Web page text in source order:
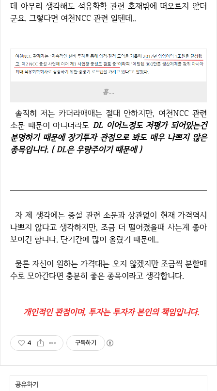
데 아무리 생각해도 석유화학 관련 호재밖에 떠오르지 않더
군요. 그렇다면 여천NCC 관련 일텐데..
흠....
솔직히 저는 카더라매매는 절대 안하지만, 여천NCC 관련
소문 때문이 아니더라도 DL 이어느정도 저평가 되어있는건
분명하기 때문에 장기투자 관점으로 봐도 매우 나쁘지 않은
종목입니다. ( DL은 우량주이기 때문에 )
자 제 생각에는 증설 관련 소문과 상관없이 현재 가격역시
나쁘지 않다고 생각하지만, 조금 더 떨어졌을때 사는게 좋아
보이긴 합니다. 단기간에 많이 올랐기 때문에..
물론 자신이 원하는 가격대는 오지 않겠지만 조금씩 분할매
수로 모아간다면 충분히 좋은 종목이라고 생각합니다.
개인적인 관점이며, 투자는 투자자 본인의 책임입니다.
4 구독하기
공유하기